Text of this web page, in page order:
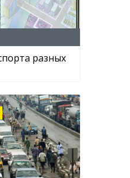
разных